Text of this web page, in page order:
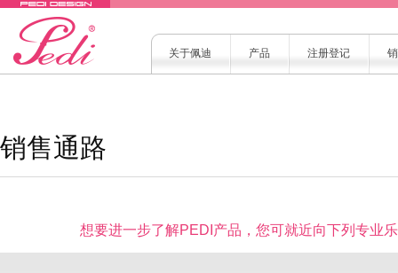
关于佩迪 产品 注册登记
销售通路
想要进一步了解PEDI产品，您可就近向下列专业